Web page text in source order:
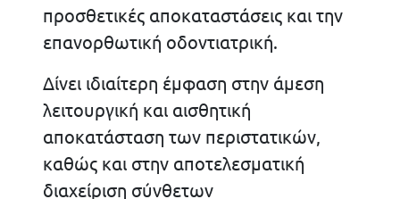
προσθετικές αποκαταστάσεις και την
επανορθωτική οδοντιατρική.
Δίνει ιδιαίτερη έμφαση στην άμεση
λειτουργική και αισθητική
αποκατάσταση των περιστατικών,
καθώς και στην αποτελεσματική
διαχείριση σύνθετων